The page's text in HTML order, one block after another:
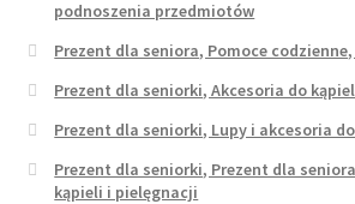
podnoszenia przedmiotów
Prezent dla seniora, Pomoce
Prezent dla seniorki, Akcesoria do
Prezent dla seniorki, Lupy i akcesoria
Prezent dla seniorki, Prezent dla
kąpieli i pielęgnacji